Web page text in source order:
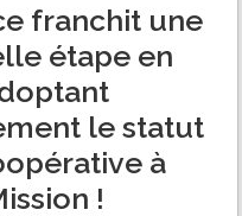
franchit une
étape en
le statut
à
!